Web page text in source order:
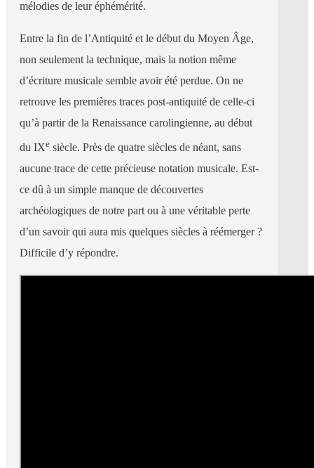
mélodies de leur éphémérité.
Entre la fin de l’Antiquité et le début du Moyen Âge,
non seulement la technique, mais la notion même
d’écriture musicale semble avoir été perdue. On ne
retrouve les premières traces post-antiquité de celle-ci
qu’à partir de la Renaissance carolingienne, au début
du IXe siècle. Près de quatre siècles de néant, sans
aucune trace de cette précieuse notation musicale. Est-
ce dû à un simple manque de découvertes
archéologiques de notre part ou à une véritable perte
d’un savoir qui aura mis quelques siècles à réémerger ?
Difficile d’y répondre.